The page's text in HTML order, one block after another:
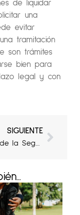
de liquidar
una
evitar
tramitación
son trámites
bien para
legal y con
SIGUIENTE